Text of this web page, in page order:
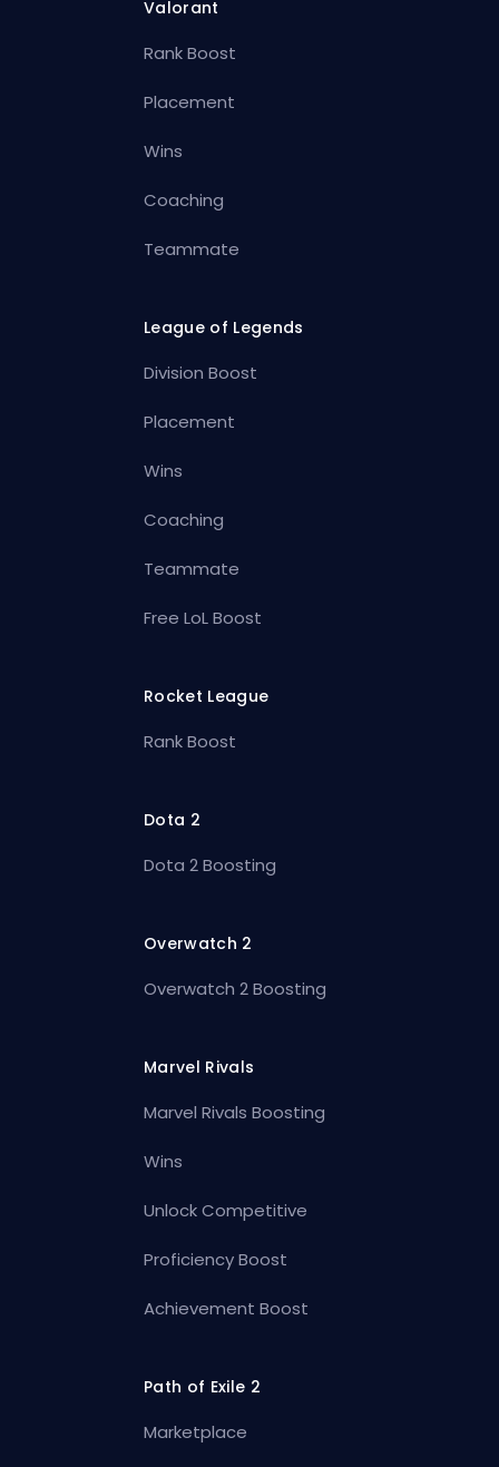
Valorant
Rank Boost
Placement
Wins
Coaching
Teammate
League of Legends
Division Boost
Placement
Wins
Coaching
Teammate
Free LoL Boost
Rocket League
Rank Boost
Dota 2
Dota 2 Boosting
Overwatch 2
Overwatch 2 Boosting
Marvel Rivals
Marvel Rivals Boosting
Wins
Unlock Competitive
Proficiency Boost
Achievement Boost
Path of Exile 2
Marketplace